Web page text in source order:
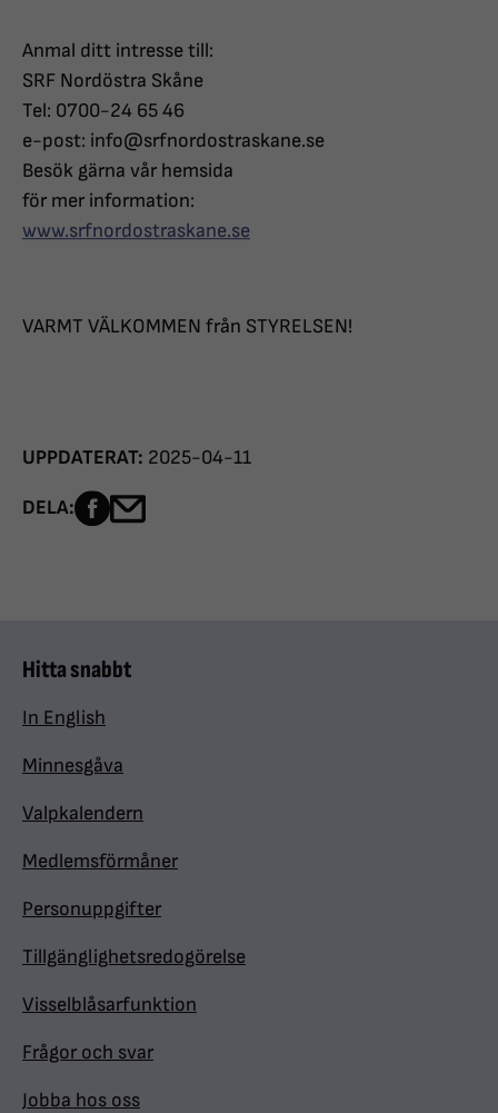
Anmal ditt intresse till:
SRF Nordöstra Skåne
Tel: 0700-24 65 46
e-post: info@srfnordostraskane.se
Besök gärna vår hemsida
för mer information:
www.srfnordostraskane.se
VARMT VÄLKOMMEN från STYRELSEN!
UPPDATERAT: 2025-04-11
DELA: Dela sidan på Facebook
Dela sidan med e-post
Hitta snabbt
In English
Minnesgåva
Valpkalendern
Medlemsförmåner
Personuppgifter
Tillgänglighetsredogörelse
Visselblåsarfunktion
Frågor och svar
Jobba hos oss